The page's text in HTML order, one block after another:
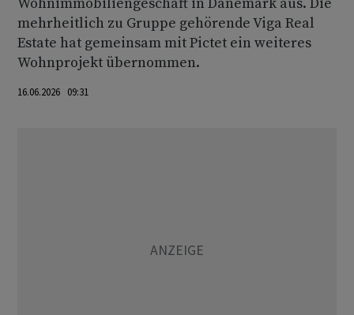
mehrheitlich zu Gruppe gehörende Viga Real
Estate hat gemeinsam mit Pictet ein weiteres
Wohnprojekt übernommen.
16.06.2026 09:31